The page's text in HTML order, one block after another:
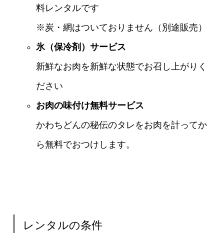
料レンタルです
※炭・網はついておりません（別途販売）
氷（保冷剤）サービス
新鮮なお肉を新鮮な状態でお召し上がりく
ださい
お肉の味付け無料サービス
かわちどんの秘伝のタレをお肉を計ってか
ら無料でおつけします。
レンタルの条件